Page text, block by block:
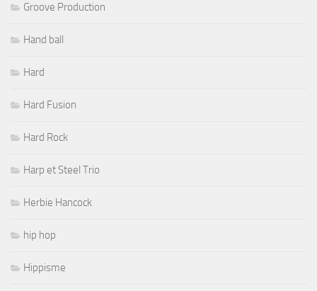
Groove Production
Hand ball
Hard
Hard Fusion
Hard Rock
Harp et Steel Trio
Herbie Hancock
hip hop
Hippisme